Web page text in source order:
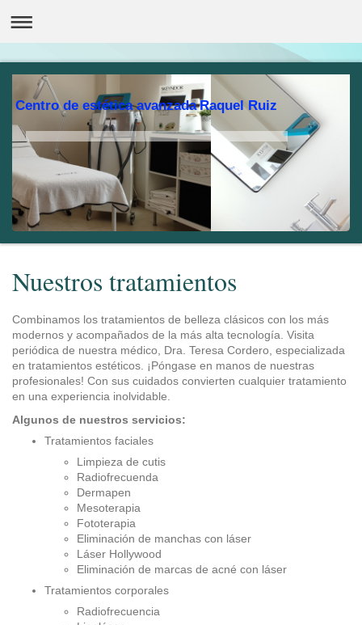
Centro de estética avanzada Raquel Ruiz
Nuestros tratamientos
Combinamos los tratamientos de belleza clásicos con los más
modernos y acompañados de la más alta tecnología. Visita
periódica de nuestra médico, Dra. Teresa Cordero, especializada
en tratamientos estéticos. ¡Póngase en manos de nuestras
profesionales! Con sus cuidados convierten cualquier tratamiento
en una experiencia inolvidable.
Algunos de nuestros servicios:
Tratamientos faciales
Limpieza de cutis
Radiofrecuenda
Dermapen
Mesoterapia
Fototerapia
Eliminación de manchas con láser
Láser Hollywood
Eliminación de marcas de acné con láser
Tratamientos corporales
Radiofrecuencia